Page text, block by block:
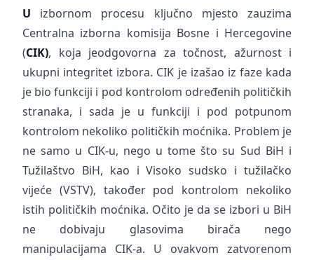
U izbornom procesu ključno mjesto zauzima
Centralna izborna komisija Bosne i Hercegovine
(CIK), koja jeodgovorna za točnost, ažurnost i
ukupni integritet izbora. CIK je izašao iz faze kada
je bio funkciji i pod kontrolom određenih političkih
stranaka, i sada je u funkciji i pod potpunom
kontrolom nekoliko političkih moćnika. Problem je
ne samo u CIK-u, nego u tome što su Sud BiH i
Tužilaštvo BiH, kao i Visoko sudsko i tužilačko
vijeće (VSTV), također pod kontrolom nekoliko
istih političkih moćnika. Očito je da se izbori u BiH
ne dobivaju glasovima birača nego
manipulacijama CIK-a. U ovakvom zatvorenom